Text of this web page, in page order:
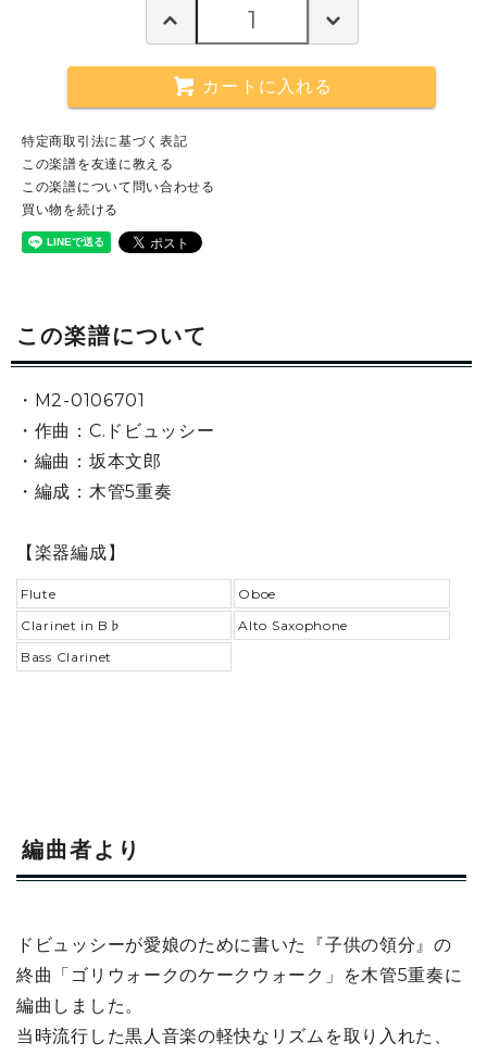
カートに入れる
特定商取引法に基づく表記
この楽譜を友達に教える
この楽譜について問い合わせる
買い物を続ける
この楽譜について
・M2-0106701
・作曲：C.ドビュッシー
・編曲：坂本文郎
・編成：木管5重奏
【楽器編成】
Flute
Oboe
Clarinet in B♭
Alto Saxophone
Bass Clarinet
編曲者より
ドビュッシーが愛娘のために書いた『子供の領分』の
終曲「ゴリウォークのケークウォーク」を木管5重奏に
編曲しました。
当時流行した黒人音楽の軽快なリズムを取り入れた、